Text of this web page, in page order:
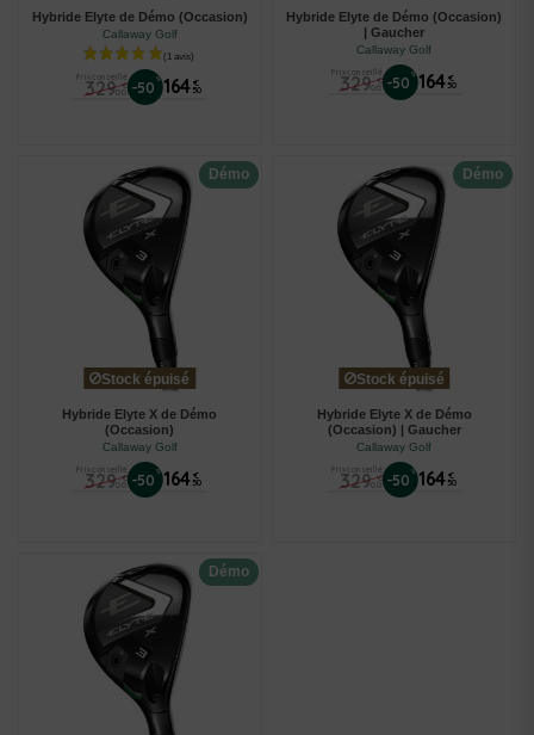
Hybride Elyte de Démo (Occasion)
Callaway Golf
Prix conseillé
329 €
00 -50 % 164 €
50
Hybride Elyte de Démo (Occasion)
| Gaucher
Callaway Golf
Prix conseillé
329 €
00 -50 % 164 €
50
Démo
Stock épuisé
Hybride Elyte X de Démo
(Occasion)
Callaway Golf
Prix conseillé
329 €
00 -50 % 164 €
50
Démo
Stock épuisé
Hybride Elyte X de Démo
(Occasion) | Gaucher
Callaway Golf
Prix conseillé
329 €
00 -50 % 164 €
50
Démo